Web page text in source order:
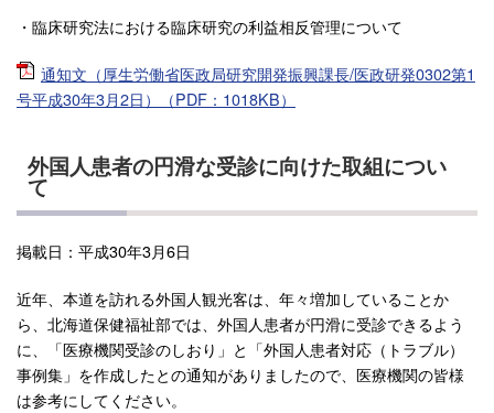
・臨床研究法における臨床研究の利益相反管理について
通知文（厚生労働省医政局研究開発振興課長/医政研発0302第1
号平成30年3月2日）（PDF：1018KB）
外国人患者の円滑な受診に向けた取組につい
て
掲載日：平成30年3月6日
近年、本道を訪れる外国人観光客は、年々増加していることか
ら、北海道保健福祉部では、外国人患者が円滑に受診できるよう
に、「医療機関受診のしおり」と「外国人患者対応（トラブル）
事例集」を作成したとの通知がありましたので、医療機関の皆様
は参考にしてください。